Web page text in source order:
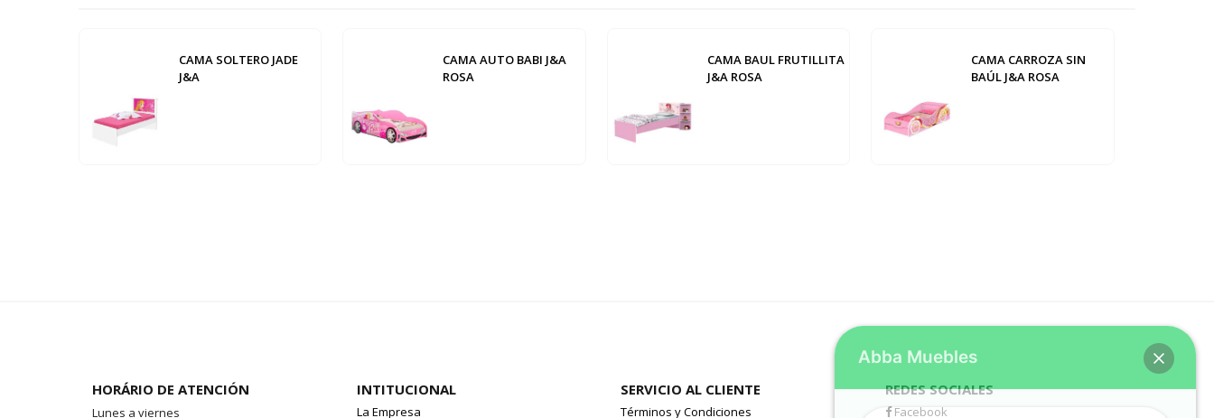
CAMA SOLTERO JADE
J&A
CAMA AUTO BABI J&A
ROSA
CAMA BAUL FRUTILLITA
J&A ROSA
CAMA CARROZA SIN
BAÚL J&A ROSA
HORÁRIO DE ATENCIÓN
Lunes a viernes
INTITUCIONAL
La Empresa
SERVICIO AL CLIENTE
Términos y Condiciones
REDES SOCIALES
Facebook
Abba Muebles